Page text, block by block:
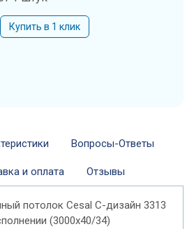
Купить в 1 клик
Вопросы-Ответы
и оплата Отзывы
потолок Cesal C-дизайн 3313
(3000х40/34)